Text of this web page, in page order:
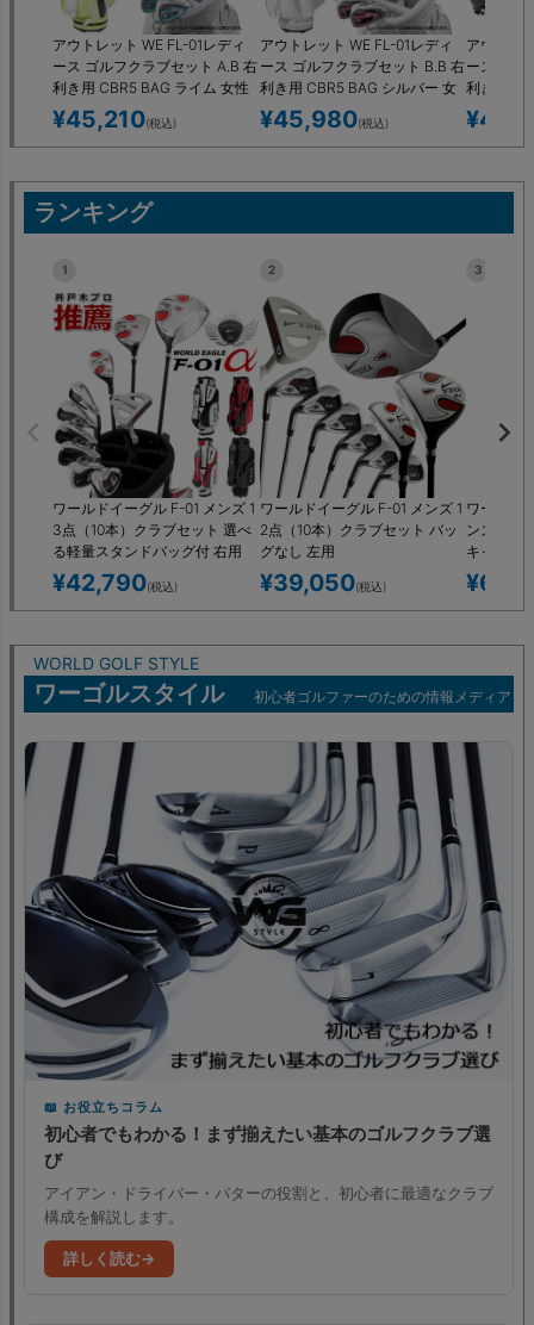
アウトレット WE FL-01レディ
ース ゴルフクラブセット A.B 右
利き用 CBR5 BAG ライム 女性
用 わけあり
¥45,210(税込)
アウトレット WE FL-01レディ
ース ゴルフクラブセット B.B 右
利き用 CBR5 BAG シルバー 女
性用 わけあり
¥45,980(税込)
アウトレ
ース ゴル
利き用
性用 わけ
¥
ランキング
1
ワールドイーグル F-01 メンズ 1
3点（10本）クラブセット 選べ
る軽量スタンドバッグ付 右用
左用
¥42,790(税込)
2
ワールドイーグル F-01 メンズ 1
2点（10本）クラブセット バッ
グなし 左用
¥39,050(税込)
3
ワールド
ンズ 16点
キャディ
ジ）付 左
¥
WORLD GOLF STYLE
ワーゴルスタイル 初心者ゴルファーのための情報メディア
お役立ちコラム
初心者でもわかる！まず揃えたい基本のゴルフクラブ選
び
アイアン・ドライバー・パターの役割と、初心者に最適なクラブ
構成を解説します。
詳しく読む